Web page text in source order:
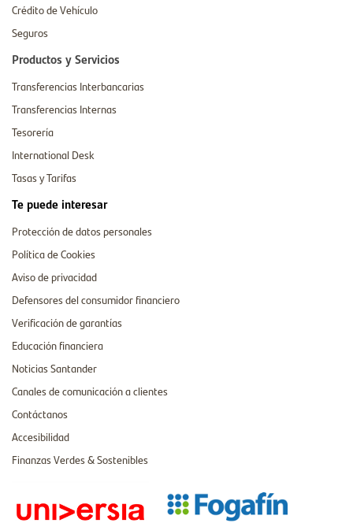
Crédito de Vehículo
Seguros
Productos y Servicios
Transferencias Interbancarias
Transferencias Internas
Tesorería
International Desk
Tasas y Tarifas
Te puede interesar
Protección de datos personales
Política de Cookies
Aviso de privacidad
Defensores del consumidor financiero
Verificación de garantías
Educación financiera
Noticias Santander
Canales de comunicación a clientes
Contáctanos
Accesibilidad
Finanzas Verdes & Sostenibles